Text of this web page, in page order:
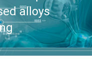
alloys